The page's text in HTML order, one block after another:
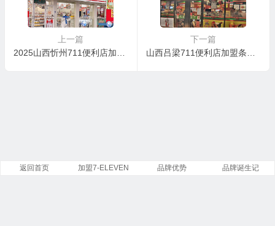
上一篇
下一篇
返回首页 加盟7-ELEVEN 品牌优势 品牌诞生记